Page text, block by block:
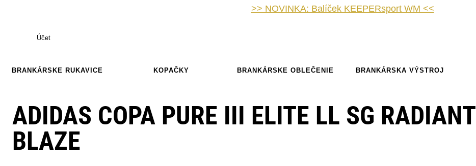
>> NOVINKA: Balíček KEEPERsport WM <<
Účet
BRANKÁRSKE RUKAVICE KOPAČKY BRANKÁRSKE OBLEČENIE BRANKÁRSKA VÝSTROJ
ADIDAS COPA PURE III ELITE LL SG RADIANT
BLAZE